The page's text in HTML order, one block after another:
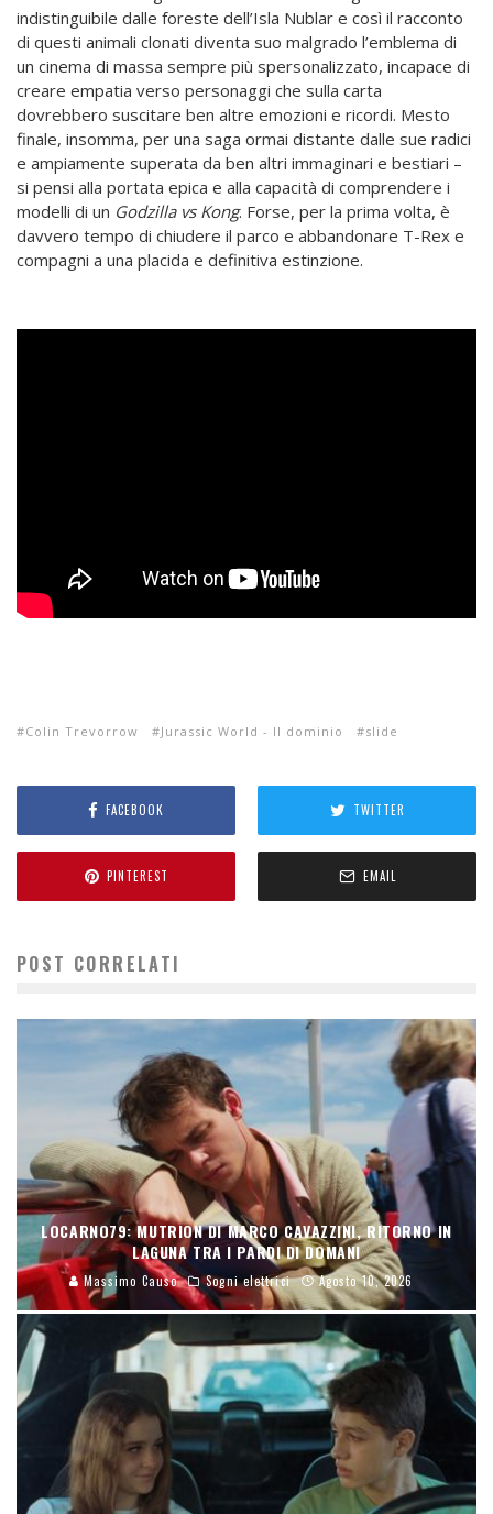
indistinguibile dalle foreste dell’Isla Nublar e così il racconto
di questi animali clonati diventa suo malgrado l’emblema di
un cinema di massa sempre più spersonalizzato, incapace di
creare empatia verso personaggi che sulla carta
dovrebbero suscitare ben altre emozioni e ricordi. Mesto
finale, insomma, per una saga ormai distante dalle sue radici
e ampiamente superata da ben altri immaginari e bestiari –
si pensi alla portata epica e alla capacità di comprendere i
modelli di un Godzilla vs Kong. Forse, per la prima volta, è
davvero tempo di chiudere il parco e abbandonare T-Rex e
compagni a una placida e definitiva estinzione.
Colin Trevorrow Jurassic World - Il dominio slide
FACEBOOK TWITTER
PINTEREST EMAIL
POST CORRELATI
LOCARNO79: MUTRION DI MARCO CAVAZZINI, RITORNO IN
LAGUNA TRA I PARDI DI DOMANI
Massimo Causo Sogni elettrici Agosto 10, 2026